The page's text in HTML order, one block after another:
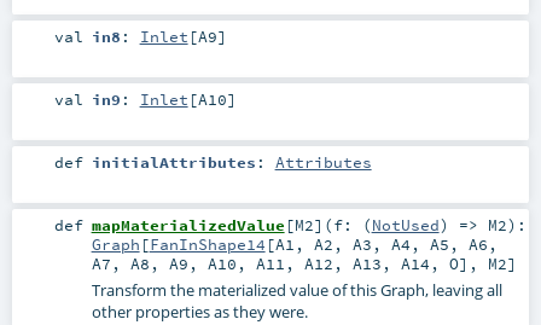
val in8 : Inlet [A9]
val in9 : Inlet [A10]
def initialAttributes : Attributes
def mapMaterializedValue [M2] (f: (NotUsed) => M2) :
Graph [FanInShape14 [A1 , A2 , A3 , A4 , A5 , A6 ,
A7 , A8 , A9 , A10 , A11 , A12 , A13 , A14 , O], M2]
Transform the materialized value of this Graph, leaving all
other properties as they were.